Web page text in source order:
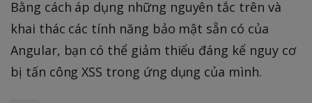
Bằng cách áp dụng những nguyên tắc trên và
khai thác các tính năng bảo mật sẵn có của
Angular, bạn có thể giảm thiểu đáng kể nguy cơ
bị tấn công XSS trong ứng dụng của mình.